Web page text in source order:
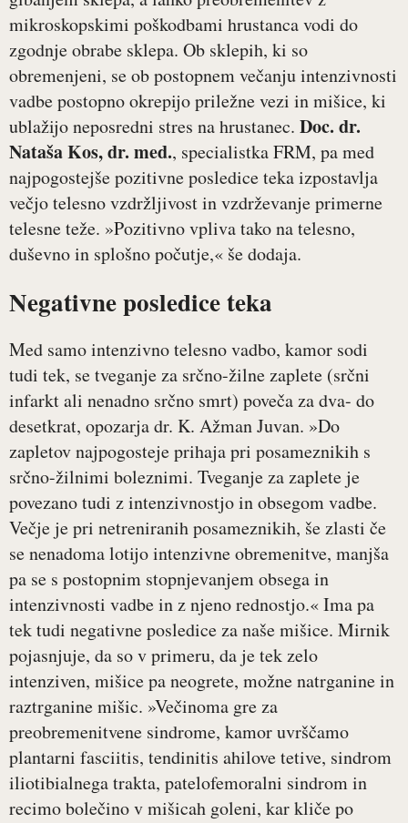
mikroskopskimi poškodbami hrustanca vodi do
zgodnje obrabe sklepa. Ob sklepih, ki so
obremenjeni, se ob postopnem večanju intenzivnosti
vadbe postopno okrepijo priležne vezi in mišice, ki
ublažijo neposredni stres na hrustanec. Doc. dr.
Nataša Kos, dr. med., specialistka FRM, pa med
najpogostejše pozitivne posledice teka izpostavlja
večjo telesno vzdržljivost in vzdrževanje primerne
telesne teže. »Pozitivno vpliva tako na telesno,
duševno in splošno počutje,« še dodaja.
Negativne posledice teka
Med samo intenzivno telesno vadbo, kamor sodi
tudi tek, se tveganje za srčno-žilne zaplete (srčni
infarkt ali nenadno srčno smrt) poveča za dva- do
desetkrat, opozarja dr. K. Ažman Juvan. »Do
zapletov najpogosteje prihaja pri posameznikih s
srčno-žilnimi boleznimi. Tveganje za zaplete je
povezano tudi z intenzivnostjo in obsegom vadbe.
Večje je pri netreniranih posameznikih, še zlasti če
se nenadoma lotijo intenzivne obremenitve, manjša
pa se s postopnim stopnjevanjem obsega in
intenzivnosti vadbe in z njeno rednostjo.« Ima pa
tek tudi negativne posledice za naše mišice. Mirnik
pojasnjuje, da so v primeru, da je tek zelo
intenziven, mišice pa neogrete, možne natrganine in
raztrganine mišic. »Večinoma gre za
preobremenitvene sindrome, kamor uvrščamo
plantarni fasciitis, tendinitis ahilove tetive, sindrom
iliotibialnega trakta, patelofemoralni sindrom in
recimo bolečino v mišicah goleni, kar kliče po